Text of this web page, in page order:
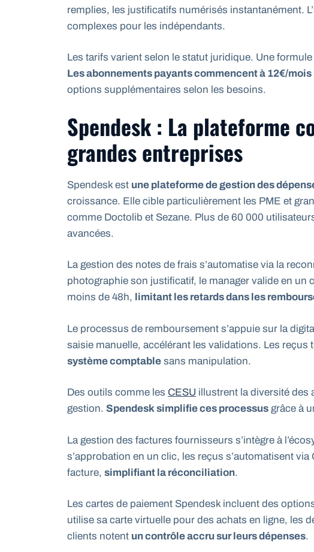
remplies, les justificatifs numérisés instantanément.
complexes pour les indépendants.
Les tarifs varient selon le statut juridique. Une
Les abonnements payants commencent à 12€/mois
options supplémentaires selon les besoins.
Spendesk : La plateforme
grandes entreprises
Spendesk est une plateforme de gestion des
croissance. Elle cible particulièrement les PME et
comme Doctolib et Sezane. Plus de 60 000
avancées.
La gestion des notes de frais s’automatise via la
photographie son justificatif, le manager valide en un
moins de 48h, limitant les retards dans les
Le processus de remboursement s’appuie sur la
saisie manuelle, accélérant les validations. Les reçus
système comptable sans manipulation.
Des outils comme les CESU illustrent la diversité des
gestion. Spendesk simplifie ces processus grâce à
La gestion des factures fournisseurs s’intègre à
s’approbation en un clic, les reçus s’automatisent
facture, simplifiant la réconciliation.
Les cartes de paiement Spendesk incluent des
utilise sa carte virtuelle pour des achats en ligne, les
clients notent un contrôle accru sur leurs dépenses.